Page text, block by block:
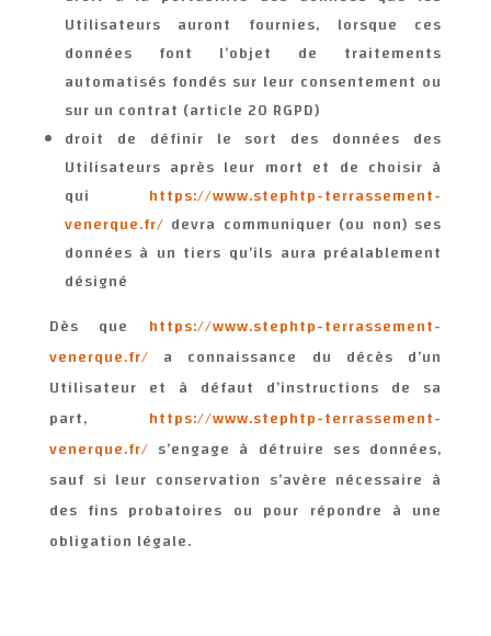
Utilisateurs auront fournies, lorsque ces
données font l’objet de traitements
automatisés fondés sur leur consentement ou
sur un contrat (article 20 RGPD)
droit de définir le sort des données des
Utilisateurs après leur mort et de choisir à
qui
https://www.stephtp-terrassement-
venerque.fr/ devra communiquer (ou non) ses
données à un tiers qu’ils aura préalablement
désigné
Dès que
https://www.stephtp-terrassement-
venerque.fr/ a connaissance du décès d’un
Utilisateur et à défaut d’instructions de sa
part,
https://www.stephtp-terrassement-
venerque.fr/ s’engage à détruire ses données,
sauf si leur conservation s’avère nécessaire à
des fins probatoires ou pour répondre à une
obligation légale.